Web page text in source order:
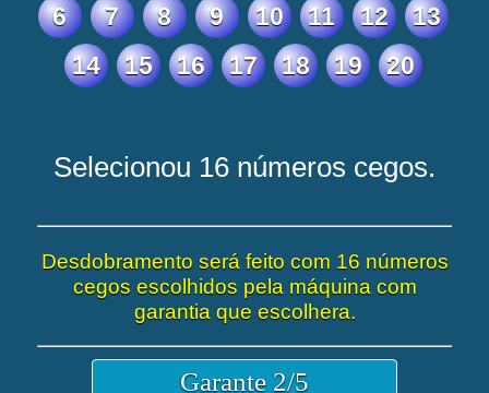
6 7 8 9 10 11 12
13
14
15 16 17 18 19 20
Selecionou 16 números cegos.
Desdobramento será feito com 16 números
cegos escolhidos pela máquina com
garantia que escolhera.